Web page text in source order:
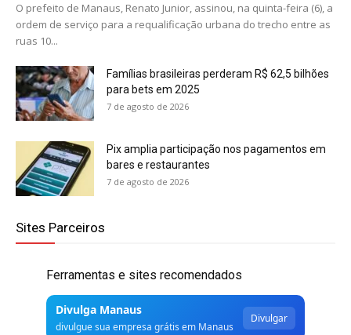
O prefeito de Manaus, Renato Junior, assinou, na quinta-feira (6), a
ordem de serviço para a requalificação urbana do trecho entre as
ruas 10...
Famílias brasileiras perderam R$ 62,5 bilhões
para bets em 2025
7 de agosto de 2026
Pix amplia participação nos pagamentos em
bares e restaurantes
7 de agosto de 2026
Sites Parceiros
Ferramentas e sites recomendados
Divulga Manaus
divulgue sua empresa grátis em Manaus
Divulgar